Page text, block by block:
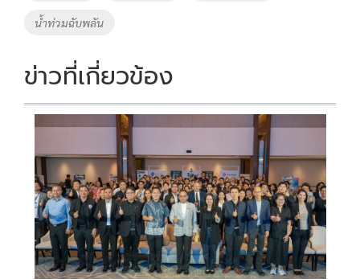
o
k
น้ำท่วมฉับพลัน
ข่าวที่เกี่ยวข้อง